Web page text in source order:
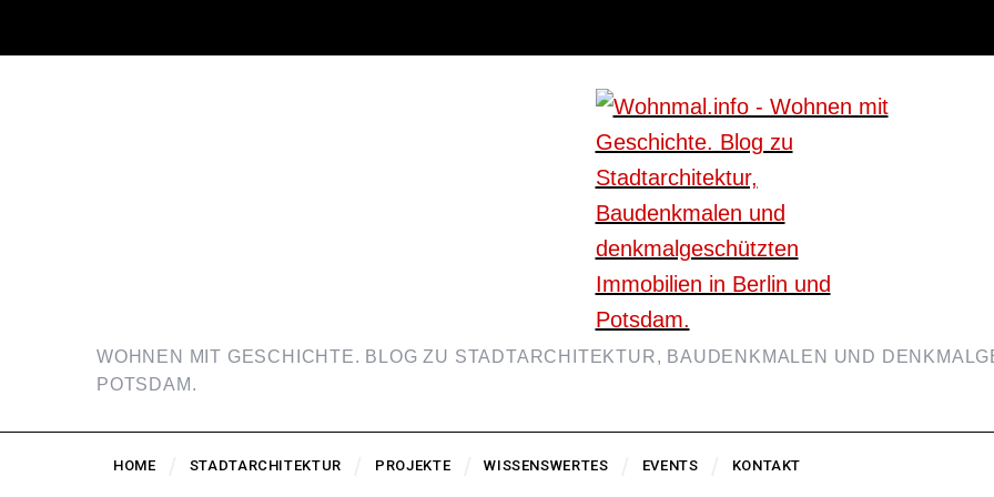
WOHNEN MIT GESCHICHTE. BLOG ZU STADTARCHITEKTUR, BAUDENKMALEN UND
POTSDAM.
HOME STADTARCHITEKTUR PROJEKTE WISSENSWERTES EVENTS KONTAKT